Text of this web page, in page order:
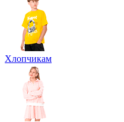
Хлопчикам